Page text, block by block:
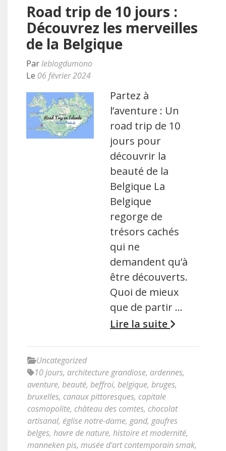
Road trip de 10 jours :
Découvrez les merveilles
de la Belgique
Parleblogdumono
Le 06 février 2024
Partez à
l’aventure : Un
road trip de 10
jours pour
découvrir la
beauté de la
Belgique La
Belgique
regorge de
trésors cachés
qui ne
demandent qu’à
être découverts.
Quoi de mieux
que de partir …
Lire la suite
Uncategorized
10 jours, architecture grandiose, ardennes,
aventure, beauté, beffroi, belgique, bruges,
bruxelles, canaux pittoresques, capitale
cosmopolite, château des comtes, chocolat
artisanal, église notre-dame, gand, gaufres
belges, havre de nature, histoire et modernité,
manneken pis, musée d'art contemporain smak,